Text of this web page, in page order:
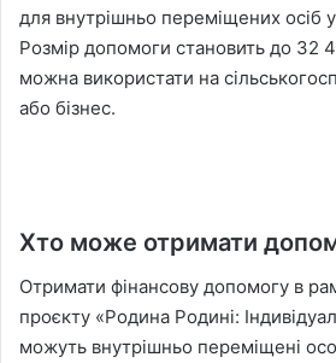
для внутрішньо переміщених осіб
Розмір допомоги становить до 32
можна використати на
або бізнес.
Хто може отримати
Отримати фінансову допомогу в
проєкту «Родина Родині:
можуть внутрішньо переміщені